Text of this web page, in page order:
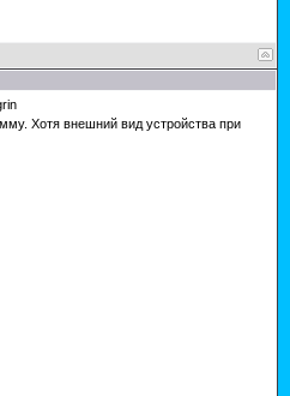
Хотя внешний вид устройства при